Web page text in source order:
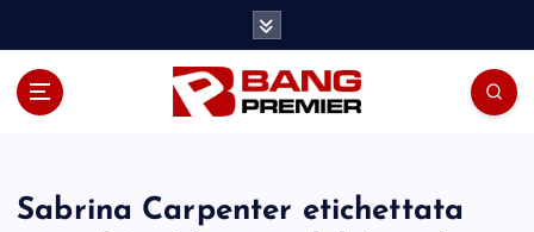
Sabrina Carpenter etichettata